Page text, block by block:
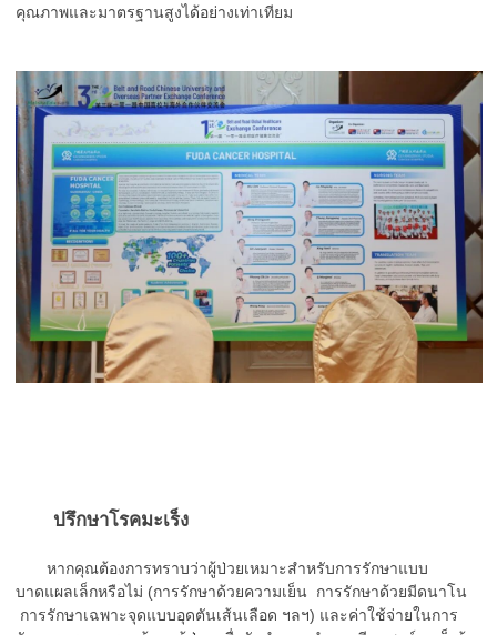
คุณภาพและมาตรฐานสูงได้อย่างเท่าเทียม
ปรึกษาโรคมะเร็ง
หากคุณต้องการทราบว่าผู้ป่วยเหมาะสำหรับการรักษาแบบ
บาดแผลเล็กหรือไม่ (การรักษาด้วยความเย็น การรักษาด้วยมีดนาโน
การรักษาเฉพาะจุดแบบอุดตันเส้นเลือด ฯลฯ) และค่าใช้จ่ายในการ